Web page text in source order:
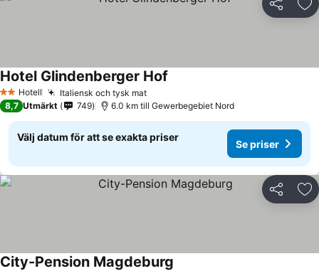
Dela
2 Stjärnor
Hotell Italiensk och tysk mat
Hotel Glindenberger Hof
8,7 Utmärkt 749 6.0 km till Gewerbegebiet Nord
Välj datum för att se exakta priser
Se priser
Dela
City-Pension Magdeburg